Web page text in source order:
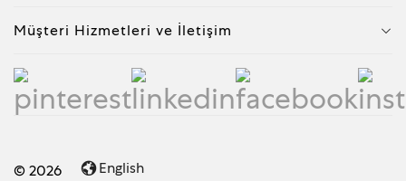
Müşteri Hizmetleri ve İletişim
© 2026 English